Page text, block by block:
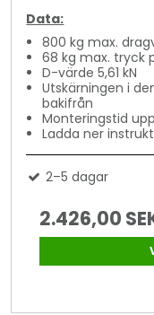
Data:
800 kg max.
68 kg max. tryck
D-värde 5,61 kN
Utskärningen i
bakifrån
Monteringstid
Ladda ner
2–5 dagar
2.426,00